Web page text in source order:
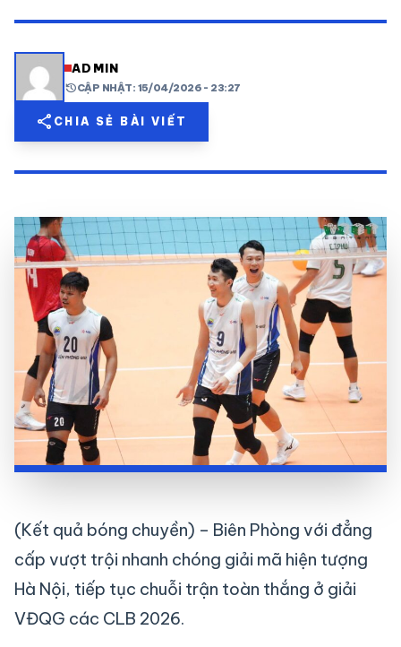
share mailADMIN
historyCẬP NHẬT: 15/04/2026 - 23:27
share CHIA SẺ BÀI VIẾT
(Kết quả bóng chuyền) – Biên Phòng với đẳng
cấp vượt trội nhanh chóng giải mã hiện tượng
Hà Nội, tiếp tục chuỗi trận toàn thắng ở giải
VĐQG các CLB 2026.